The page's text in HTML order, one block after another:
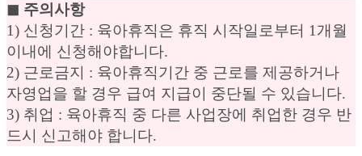
◼︎ 주의사항
1) 신청기간 : 육아휴직은 휴직 시작일로부터 1개월
이내에 신청해야합니다.
2) 근로금지 : 육아휴직기간 중 근로를 제공하거나
자영업을 할 경우 급여 지급이 중단될 수 있습니다.
3) 취업 : 육아휴직 중 다른 사업장에 취업한 경우 반
드시 신고해야 합니다.